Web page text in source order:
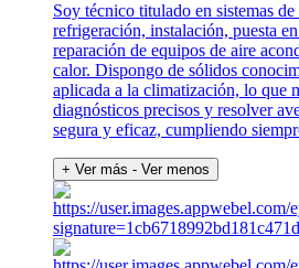
Soy técnico titulado en sistemas
refrigeración, instalación, puesta
reparación de equipos de aire
calor. Dispongo de sólidos
aplicada a la climatización, lo que
diagnósticos precisos y resolver
segura y eficaz, cumpliendo
+ Ver más - Ver menos